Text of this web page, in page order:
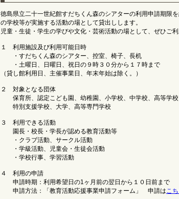
徳島県立二十一世紀館すだちくん森のシアターの利用申請期限
の学校等が実施する活動の場として貸出しします。
児童・生徒・学生の学びや文化・芸術活動の場として、ぜひご利
１ 利用施設及び利用可能日時
・すだちくん森のシアター、控室、椅子、長机
・土曜日、日曜日、祝日の９時３０分から１７時まで
（貸し館利用日、主催事業日、年末年始は除く。）
２ 対象となる団体
保育所、認定こども園、幼稚園、小学校、中学校、高等学校
特別支援学校、大学、高等専門学校
３ 利用できる活動
園長・校長・学長が認める教育活動等
・クラブ活動、サークル活動
・学級活動、児童会・生徒会活動
・学校行事、学習活動
４ 利用の申請
申請時期：利用希望日の1ヶ月前の翌日から１０日前まで
申請方法：「教育活動応援事業申請フォーム」 申請はこ